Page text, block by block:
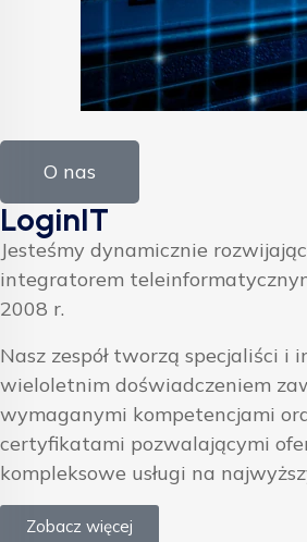
O nas
LoginIT
Jesteśmy dynamicznie
integratorem
2008 r.
Nasz zespół tworzą specjaliści i
wieloletnim doświadczeniem
wymaganymi kompetencjami
certyfikatami pozwalającymi
kompleksowe usługi na
Zobacz więcej